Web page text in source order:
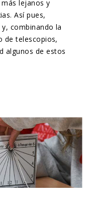
lejanos y
Así pues,
combinando la
de telescopios,
algunos de estos